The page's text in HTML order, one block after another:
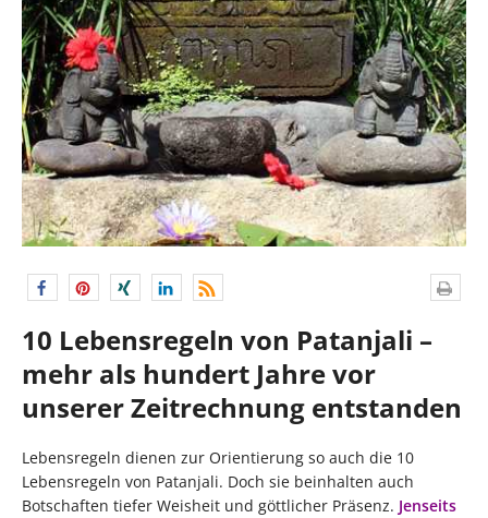
10 Lebensregeln von Patanjali –
mehr als hundert Jahre vor
unserer Zeitrechnung entstanden
Lebensregeln dienen zur Orientierung so auch die 10
Lebensregeln von Patanjali. Doch sie beinhalten auch
Botschaften tiefer Weisheit und göttlicher Präsenz. Jenseits